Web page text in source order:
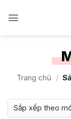
qua
Trang chủ /